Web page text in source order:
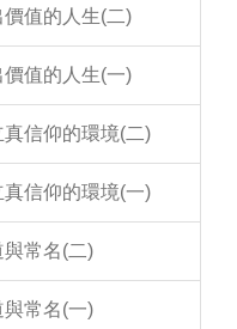
值的人生(二)
值的人生(一)
信仰的環境(二)
信仰的環境(一)
常名(二)
常名(一)